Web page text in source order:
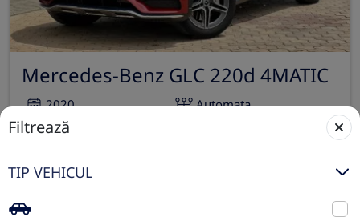
Mercedes-Benz GLC 220d 4MATIC
2020
Automata
58.672 km
38.890€
Filtrează
TIP VEHICUL